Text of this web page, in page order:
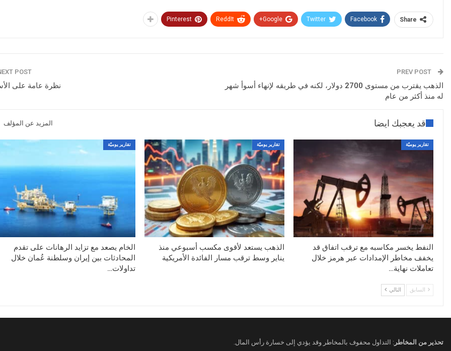
Share
Facebook
Twitter
Google+
ReddIt
Pinterest
الذهب يقترب من مستوى 2700 دولار، لكنه في طريقه لإنهاء أسوأ شهر
له منذ أكثر من عام
POST
نظرة عامة على
قد يعجبك ايضا المزيد عن المؤلف
تقارير يوميّة
النفط يخسر مكاسبه مع ترقب اتفاق قد
يخفف مخاطر الإمدادات عبر هرمز خلال
تعاملات نهاية…
تقارير يوميّة
الذهب يستعد لأقوى مكسب أسبوعي منذ
يناير وسط ترقب مسار الفائدة الأمريكية
تقارير يوميّة
الخام يصعد مع تزايد الرهانات على تقدم
المحادثات بين إيران وسلطنة عُمان خلال
تداولات…
السابق التالي
تحذير من المخاطر : التداول محفوف بالمخاطر وقد يؤدي إلى خسارة رأس المال.